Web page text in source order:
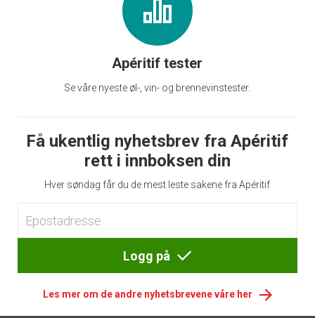
Apéritif tester
Se våre nyeste øl-, vin- og brennevinstester.
Få ukentlig nyhetsbrev fra Apéritif
rett i innboksen din
Hver søndag får du de mest leste sakene fra Apéritif
Logg på
Les mer om de andre nyhetsbrevene våre her